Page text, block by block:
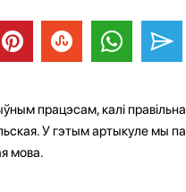
працэсам, калі
У гэтым артыкуле мы
мова.